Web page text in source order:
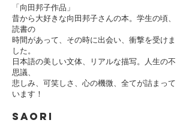
「向田邦子作品」
昔から大好きな向田邦子さんの本。学生の頃、
読書の
時間があって、その時に出会い、衝撃を受けま
した。
日本語の美しい文体、リアルな描写。人生の不
思議、
悲しみ、可笑しさ、心の機微、全てが詰まって
います！
SAORI